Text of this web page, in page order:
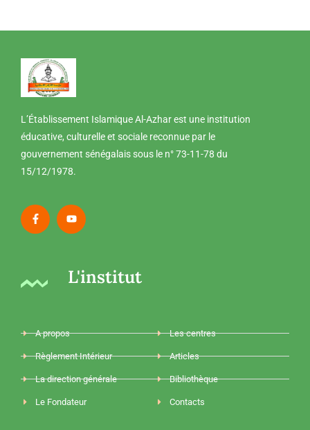
L’Établissement Islamique Al-Azhar est une institution
éducative, culturelle et sociale reconnue par le
gouvernement sénégalais sous le n° 73-11-78 du
15/12/1978.
L'institut
A propos
Règlement Intérieur
La direction générale
Le Fondateur
Les centres
Articles
Bibliothèque
Contacts